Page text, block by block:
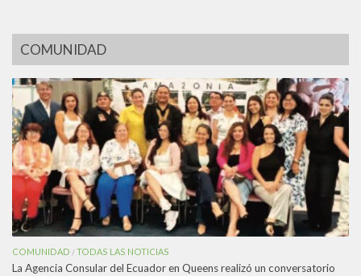
COMUNIDAD
COMUNIDAD /TODAS LAS NOTICIAS
La Agencia Consular del Ecuador en Queens realizó un conversatorio